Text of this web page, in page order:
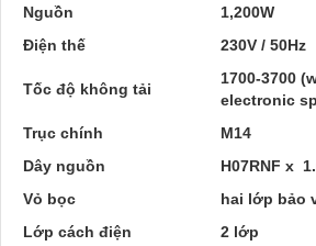
Nguồn
1,200W
Điện thế
230V / 50Hz
Tốc độ không tải
1700-3700
electronic
Trục chính
M14
Dây nguồn
H07RNF x
Vỏ bọc
hai lớp bảo
Lớp cách điện
2 lớp